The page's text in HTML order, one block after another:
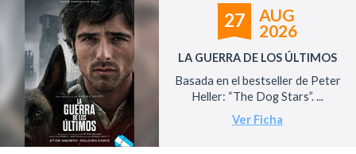
27
AUG
2026
LA GUERRA DE LOS ÚLTIMOS
Basada en el bestseller de Peter
Heller: “The Dog Stars”. ...
Ver Ficha